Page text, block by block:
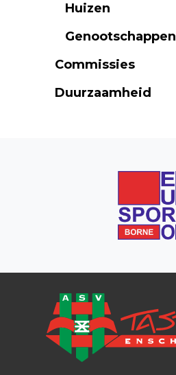
Huizen
Genootschappen
Commissies
Duurzaamheid